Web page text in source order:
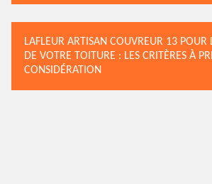
LAFLEUR ARTISAN COUVREUR 13 POUR
DE VOTRE TOITURE : LES CRITÈRES À
CONSIDÉRATION